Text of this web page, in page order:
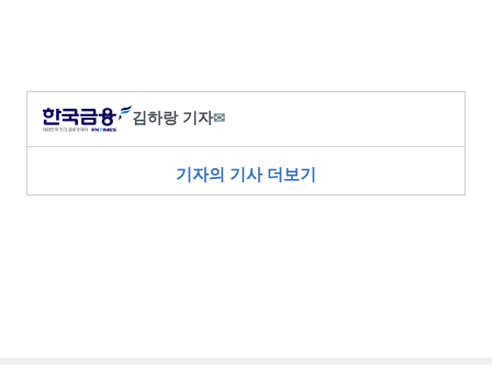
김하랑 기자✉
기자의 기사 더보기